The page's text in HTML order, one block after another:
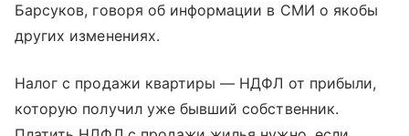
Барсуков, говоря об информации в СМИ о якобы
других изменениях.
Налог с продажи квартиры — НДФЛ от прибыли,
которую получил уже бывший собственник.